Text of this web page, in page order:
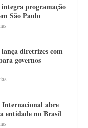
programação
São Paulo
diretrizes com
governos
Internacional abre
entidade no Brasil